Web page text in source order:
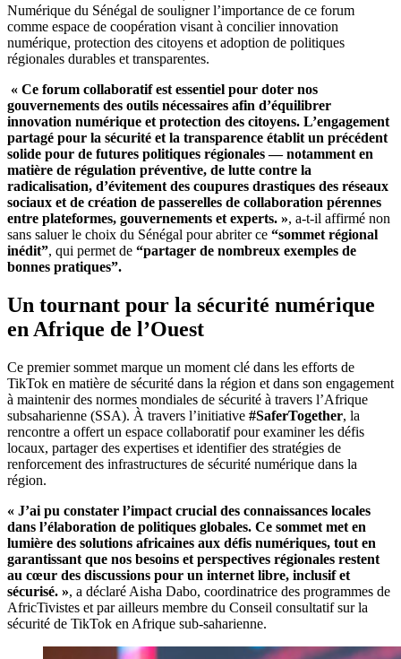
Numérique du Sénégal de souligner l’importance de ce forum
comme espace de coopération visant à concilier innovation
numérique, protection des citoyens et adoption de politiques
régionales durables et transparentes.
« Ce forum collaboratif est essentiel pour doter nos
gouvernements des outils nécessaires afin d’équilibrer
innovation numérique et protection des citoyens. L’engagement
partagé pour la sécurité et la transparence établit un précédent
solide pour de futures politiques régionales — notamment en
matière de régulation préventive, de lutte contre la
radicalisation, d’évitement des coupures drastiques des réseaux
sociaux et de création de passerelles de collaboration pérennes
entre plateformes, gouvernements et experts. », a-t-il affirmé non
sans saluer le choix du Sénégal pour abriter ce “sommet régional
inédit”, qui permet de “partager de nombreux exemples de
bonnes pratiques”.
Un tournant pour la sécurité numérique
en Afrique de l’Ouest
Ce premier sommet marque un moment clé dans les efforts de
TikTok en matière de sécurité dans la région et dans son engagement
à maintenir des normes mondiales de sécurité à travers l’Afrique
subsaharienne (SSA). À travers l’initiative #SaferTogether, la
rencontre a offert un espace collaboratif pour examiner les défis
locaux, partager des expertises et identifier des stratégies de
renforcement des infrastructures de sécurité numérique dans la
région.
« J’ai pu constater l’impact crucial des connaissances locales
dans l’élaboration de politiques globales. Ce sommet met en
lumière des solutions africaines aux défis numériques, tout en
garantissant que nos besoins et perspectives régionales restent
au cœur des discussions pour un internet libre, inclusif et
sécurisé. », a déclaré Aisha Dabo, coordinatrice des programmes de
AfricTivistes et par ailleurs membre du Conseil consultatif sur la
sécurité de TikTok en Afrique sub-saharienne.